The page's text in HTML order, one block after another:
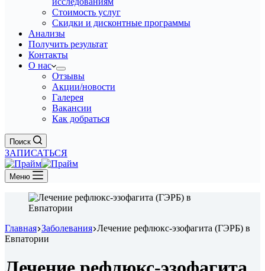
Стоимость услуг
Скидки и дисконтные программы
Анализы
Получить результат
Контакты
О нас
Отзывы
Акции/новости
Галерея
Вакансии
Как добраться
Поиск
ЗАПИСАТЬСЯ
Меню
Главная Заболевания Лечение рефлюкс-эзофагита (ГЭРБ) в
Евпатории